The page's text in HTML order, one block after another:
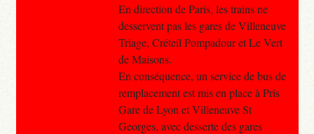
En direction de Paris, les trains ne
desservent pas les gares de Villeneuve
Triage, Créteil Pompadour et Le Vert
de Maisons.
En conséquence, un service de bus de
remplacement est mis en place à Pris
Gare de Lyon et Villeneuve St
Georges, avec desserte des gares